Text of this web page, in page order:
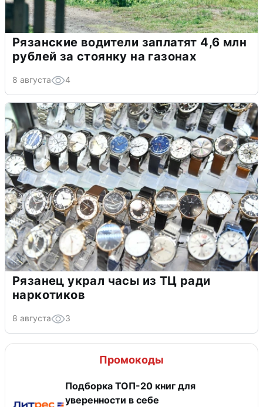
Рязанские водители заплатят 4,6 млн
рублей за стоянку на газонах
8 августа 4
Рязанец украл часы из ТЦ ради
наркотиков
8 августа 3
Промокоды
Подборка ТОП-20 книг для
уверенности в себе